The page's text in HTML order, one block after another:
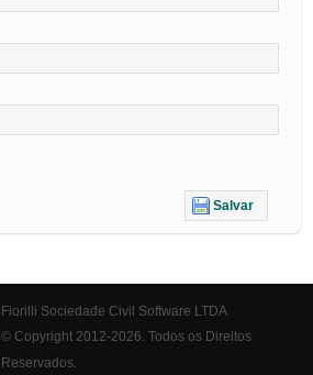
Salvar
Fiorilli Sociedade Civil Software LTDA
© Copyright 2012-2026. Todos os Direitos
Reservados.